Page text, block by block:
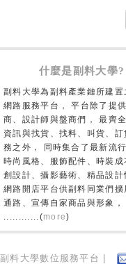
什麼是副料大學?
副料大學為副料產業鏈所建置
網路服務平台， 平台除了提
商、設計師與盤商們， 最齊
資訊與找貨、找料、叫貨、訂
務之外， 同時集合了最新流行
時尚風格、服飾配件、時裝成
創設計、攝影藝術、精品設計
網路開店平台供副料同業們擴
通路、宣傳自家商品與形象，
............(more)
副料大學數位服務平台 |